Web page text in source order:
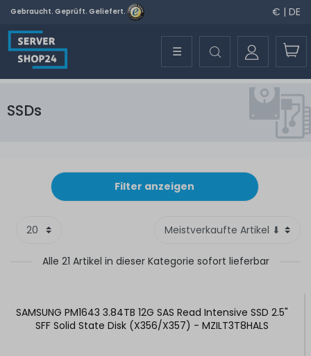
Gebraucht. Geprüft. Geliefert. € | DE
☰
SSDs
Filter anzeigen
Alle 21 Artikel in dieser Kategorie sofort lieferbar
SAMSUNG PM1643 3.84TB 12G SAS Read Intensive SSD 2.5"
SFF Solid State Disk (X356/X357) - MZILT3T8HALS